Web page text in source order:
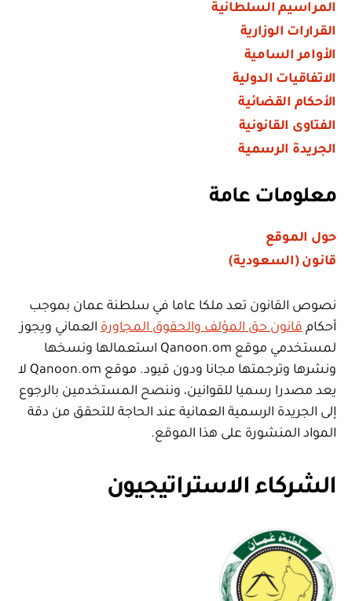
المراسيم السلطانية
القرارات الوزارية
الأوامر السامية
الاتفاقيات الدولية
الأحكام القضائية
الفتاوى القانونية
الجريدة الرسمية
معلومات عامة
حول الموقع
قانون (السعودية)
نصوص القانون تعد ملكا عاما في سلطنة عمان بموجب
أحكام قانون حق المؤلف والحقوق المجاورة العماني ويجوز
لمستخدمي موقع Qanoon.om استعمالها ونسخها
ونشرها وترجمتها مجانا ودون قيود. موقع Qanoon.om لا
يعد مصدرا رسميا للقوانين، وننصح المستخدمين بالرجوع
إلى الجريدة الرسمية العمانية عند الحاجة للتحقق من دقة
المواد المنشورة على هذا الموقع.
الشركاء الاستراتيجيون